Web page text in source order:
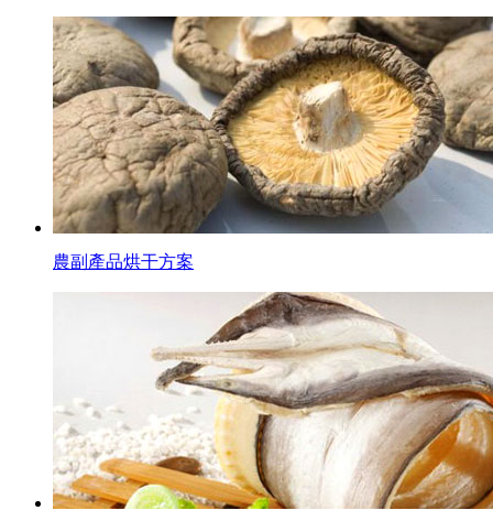
農副產品烘干方案